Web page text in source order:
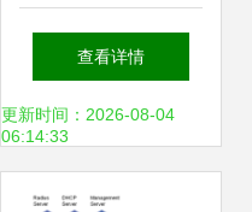
道 系统开发、代理
推广与技术服务
查看详情
更新时间：2026-08-04
06:14:33